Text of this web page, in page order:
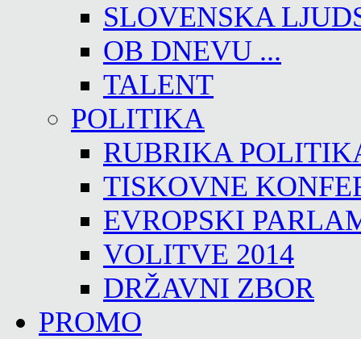
SLOVENSKA
OB DNEVU ...
TALENT
POLITIKA
RUBRIKA
TISKOVNE
EVROPSKI
VOLITVE 2014
DRŽAVNI ZBOR
PROMO